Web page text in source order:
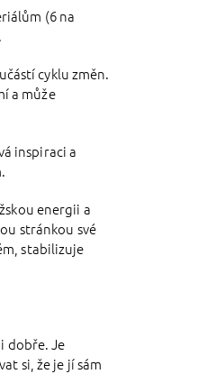
(6 na
cyklu změn.
a může
inspiraci a
energii a
stránkou své
stabilizuje
dobře. Je
si, že je jí sám